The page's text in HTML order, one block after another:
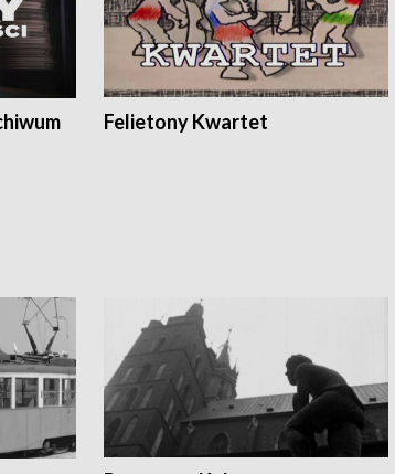
Felietony Kwartet